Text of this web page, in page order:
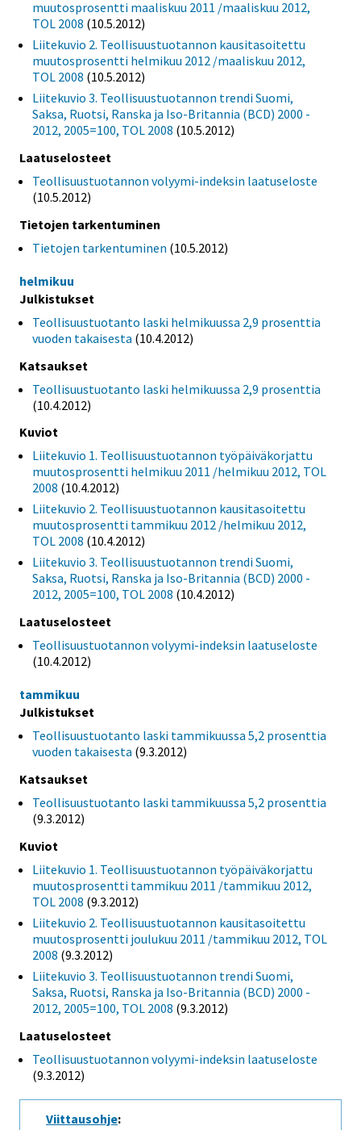
muutosprosentti maaliskuu 2011 /maaliskuu 2012,
TOL 2008 (10.5.2012)
Liitekuvio 2. Teollisuustuotannon kausitasoitettu
muutosprosentti helmikuu 2012 /maaliskuu 2012,
TOL 2008 (10.5.2012)
Liitekuvio 3. Teollisuustuotannon trendi Suomi,
Saksa, Ruotsi, Ranska ja Iso-Britannia (BCD) 2000 -
2012, 2005=100, TOL 2008 (10.5.2012)
Laatuselosteet
Teollisuustuotannon volyymi-indeksin laatuseloste
(10.5.2012)
Tietojen tarkentuminen
Tietojen tarkentuminen (10.5.2012)
helmikuu
Julkistukset
Teollisuustuotanto laski helmikuussa 2,9 prosenttia
vuoden takaisesta (10.4.2012)
Katsaukset
Teollisuustuotanto laski helmikuussa 2,9 prosenttia
(10.4.2012)
Kuviot
Liitekuvio 1. Teollisuustuotannon työpäiväkorjattu
muutosprosentti helmikuu 2011 /helmikuu 2012, TOL
2008 (10.4.2012)
Liitekuvio 2. Teollisuustuotannon kausitasoitettu
muutosprosentti tammikuu 2012 /helmikuu 2012,
TOL 2008 (10.4.2012)
Liitekuvio 3. Teollisuustuotannon trendi Suomi,
Saksa, Ruotsi, Ranska ja Iso-Britannia (BCD) 2000 -
2012, 2005=100, TOL 2008 (10.4.2012)
Laatuselosteet
Teollisuustuotannon volyymi-indeksin laatuseloste
(10.4.2012)
tammikuu
Julkistukset
Teollisuustuotanto laski tammikuussa 5,2 prosenttia
vuoden takaisesta (9.3.2012)
Katsaukset
Teollisuustuotanto laski tammikuussa 5,2 prosenttia
(9.3.2012)
Kuviot
Liitekuvio 1. Teollisuustuotannon työpäiväkorjattu
muutosprosentti tammikuu 2011 /tammikuu 2012,
TOL 2008 (9.3.2012)
Liitekuvio 2. Teollisuustuotannon kausitasoitettu
muutosprosentti joulukuu 2011 /tammikuu 2012, TOL
2008 (9.3.2012)
Liitekuvio 3. Teollisuustuotannon trendi Suomi,
Saksa, Ruotsi, Ranska ja Iso-Britannia (BCD) 2000 -
2012, 2005=100, TOL 2008 (9.3.2012)
Laatuselosteet
Teollisuustuotannon volyymi-indeksin laatuseloste
(9.3.2012)
Viittausohje: